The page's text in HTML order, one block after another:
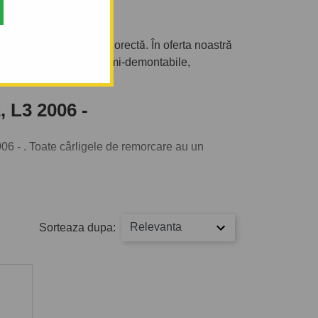
-
intrat în categoria corectă. În oferta noastră
de remorcare semi-demontabile,
L3 2006 -
- . Toate cârligele de remorcare au un
De asemenea puteți alege și
Sorteaza dupa: Relevanta